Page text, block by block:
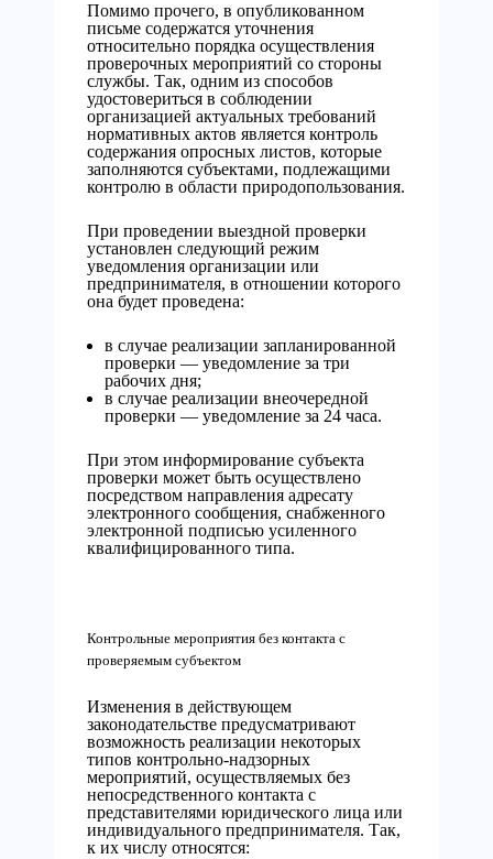
Помимо прочего, в опубликованном
письме содержатся уточнения
относительно порядка осуществления
проверочных мероприятий со стороны
службы. Так, одним из способов
удостовериться в соблюдении
организацией актуальных требований
нормативных актов является контроль
содержания опросных листов, которые
заполняются субъектами, подлежащими
контролю в области природопользования.
При проведении выездной проверки
установлен следующий режим
уведомления организации или
предпринимателя, в отношении которого
она будет проведена:
в случае реализации запланированной
проверки — уведомление за три
рабочих дня;
в случае реализации внеочередной
проверки — уведомление за 24 часа.
При этом информирование субъекта
проверки может быть осуществлено
посредством направления адресату
электронного сообщения, снабженного
электронной подписью усиленного
квалифицированного типа.
Контрольные мероприятия без контакта с
проверяемым субъектом
Изменения в действующем
законодательстве предусматривают
возможность реализации некоторых
типов контрольно-надзорных
мероприятий, осуществляемых без
непосредственного контакта с
представителями юридического лица или
индивидуального предпринимателя. Так,
к их числу относятся: